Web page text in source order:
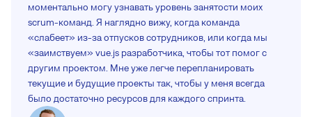
моментально могу узнавать уровень занятости моих
scrum-команд. Я наглядно вижу, когда команда
«слабеет» из-за отпусков сотрудников, или когда мы
«заимствуем» vue.js разработчика, чтобы тот помог с
другим проектом. Мне уже легче перепланировать
текущие и будущие проекты так, чтобы у меня всегда
было достаточно ресурсов для каждого спринта.